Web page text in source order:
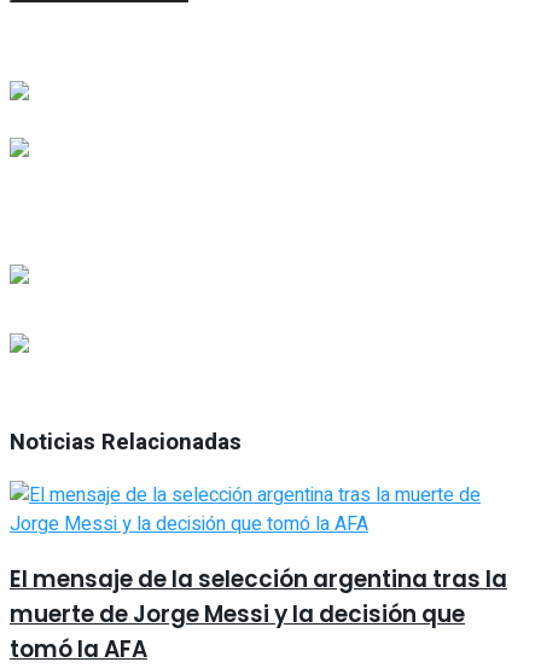
Noticias Relacionadas
El mensaje de la selección argentina tras la
muerte de Jorge Messi y la decisión que
tomó la AFA